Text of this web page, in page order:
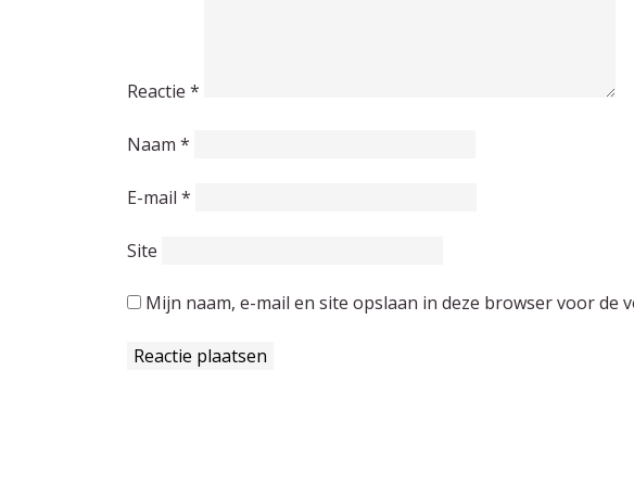
Reactie *
Naam *
E-mail *
Site
Mijn naam, e-mail en site opslaan in deze browser voor de